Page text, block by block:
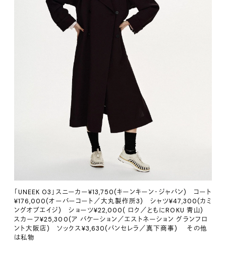
「UNEEK O3」スニーカー¥13,750(キーンキーン・ジャパン) コート
¥176,000(オーバーコート／大丸製作所3) シャツ¥47,300(カミ
ングオブエイジ) ショーツ¥22,000( ロク／ともにROKU 青山)
スカーフ¥25,300(ア バケーション／エストネーション グランフロ
ント大阪店) ソックス¥3,630(パンセレラ／真下商事) その他
は私物